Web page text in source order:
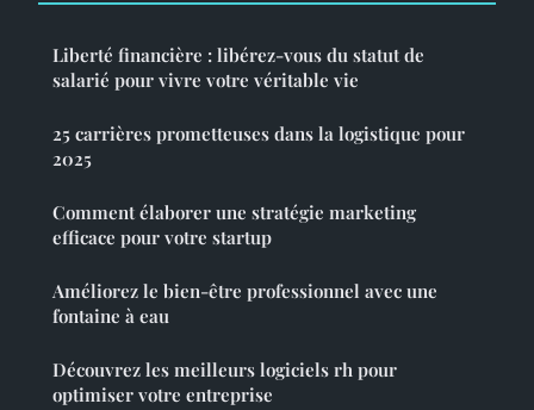
Liberté financière : libérez-vous du statut de
salarié pour vivre votre véritable vie
25 carrières prometteuses dans la logistique pour
2025
Comment élaborer une stratégie marketing
efficace pour votre startup
Améliorez le bien-être professionnel avec une
fontaine à eau
Découvrez les meilleurs logiciels rh pour
optimiser votre entreprise